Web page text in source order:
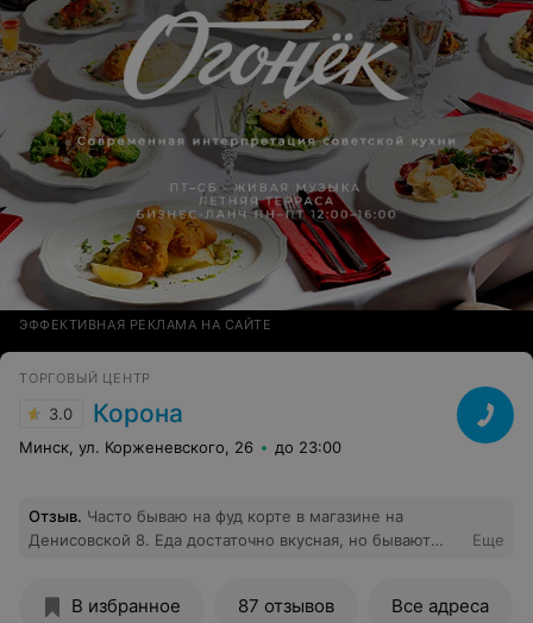
ЭФФЕКТИВНАЯ РЕКЛАМА НА САЙТЕ
ТОРГОВЫЙ ЦЕНТР
3.0 Корона
Минск, ул. Корженевского, 26 до 23:00
Отзыв. Часто бываю на фуд корте в магазине на
Денисовской 8. Еда достаточно вкусная, но бывают
песок. И некоторые супы очень жирные получаются
Еще
В избранное 87 отзывов Все адреса